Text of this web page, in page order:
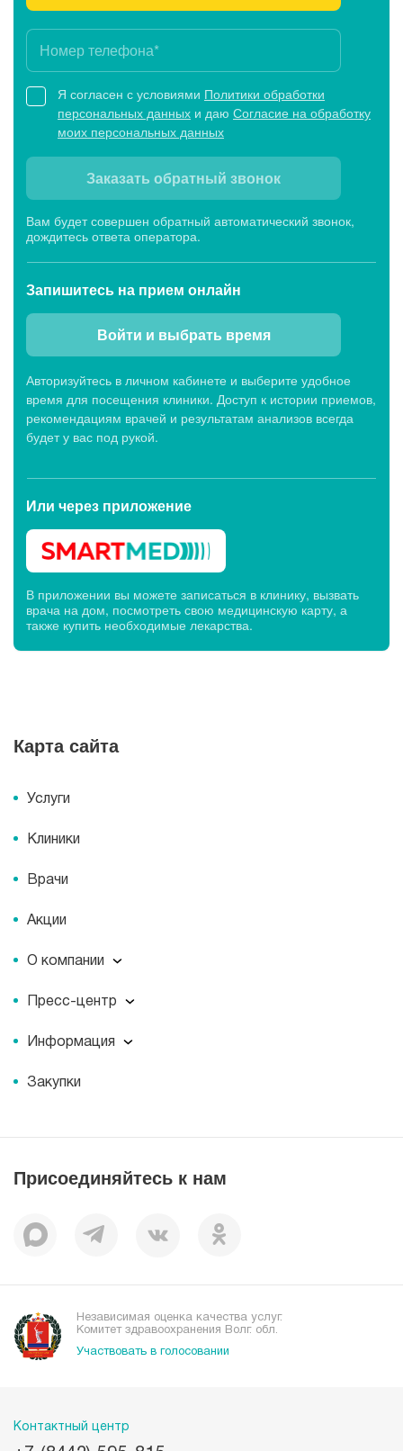
Я согласен с условиями Политики обработки
персональных данных и даю Согласие на обработку
моих персональных данных
Заказать обратный звонок
Вам будет совершен обратный автоматический звонок,
дождитесь ответа оператора.
Запишитесь на прием онлайн
Войти и выбрать время
Авторизуйтесь в личном кабинете и выберите удобное
время для посещения клиники. Доступ к истории приемов,
рекомендациям врачей и результатам анализов всегда
будет у вас под рукой.
Или через приложение
В приложении вы можете записаться в клинику, вызвать
врача на дом, посмотреть свою медицинскую карту, а
также купить необходимые лекарства.
Карта сайта
Услуги
Клиники
Врачи
Акции
О компании
О компании
Миссия
История
Документы
Пациентам
Пресс-центр
Пресс-центр
Новости
Журнал для пациентов «МЕДСИ СЕГОДНЯ»
Информация
Информация
Справочник направлений
Закупки
Присоединяйтесь к нам
Независимая оценка качества услуг.
Комитет здравоохранения Волг. обл.
Участвовать в голосовании
Контактный центр